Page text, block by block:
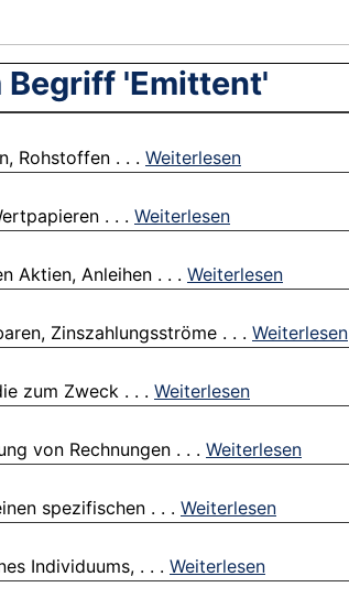
Begriff 'Emittent'
Rohstoffen . . . Weiterlesen
. . . Weiterlesen
Aktien, Anleihen . . . Weiterlesen
Zinszahlungsströme . . . Weiterlesen
zum Zweck . . . Weiterlesen
von Rechnungen . . . Weiterlesen
spezifischen . . . Weiterlesen
Individuums, . . . Weiterlesen